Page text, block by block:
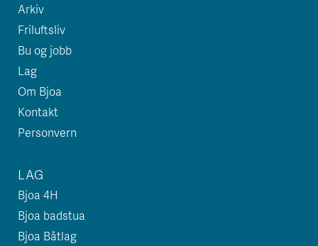
Arkiv
Friluftsliv
Bu og jobb
Lag
Om Bjoa
Kontakt
Personvern
LAG
Bjoa 4H
Bjoa badstua
Bjoa Båtlag